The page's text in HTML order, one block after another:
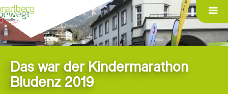
Das war der Kindermarathon
Bludenz 2019